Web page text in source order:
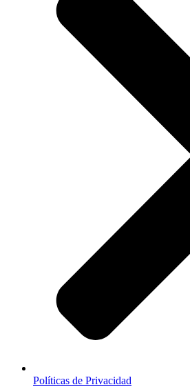
Políticas de Privacidad